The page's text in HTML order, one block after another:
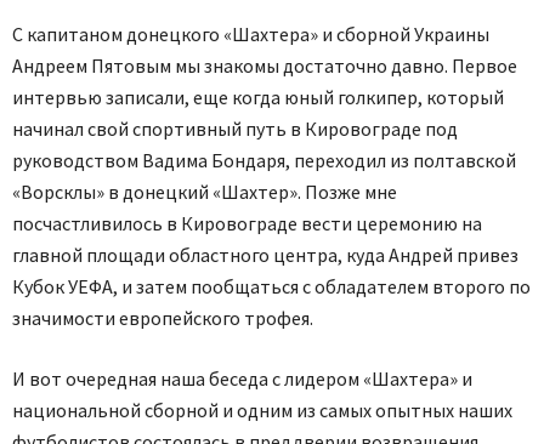
С капитаном донецкого «Шахтера» и сборной Украины
Андреем Пятовым мы знакомы достаточно давно. Первое
интервью записали, еще когда юный голкипер, который
начинал свой спортивный путь в Кировограде под
руководством Вадима Бондаря, переходил из полтавской
«Ворсклы» в донецкий «Шахтер». Позже мне
посчастливилось в Кировограде вести церемонию на
главной площади областного центра, куда Андрей привез
Кубок УЕФА, и затем пообщаться с обладателем второго по
значимости европейского трофея.
И вот очередная наша беседа с лидером «Шахтера» и
национальной сборной и одним из самых опытных наших